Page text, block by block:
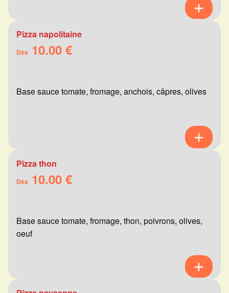
Pizza napolitaine
Dès 10.00 €
Base sauce tomate, fromage, anchois, câpres, olives
Pizza thon
Dès 10.00 €
Base sauce tomate, fromage, thon, poivrons, olives,
oeuf